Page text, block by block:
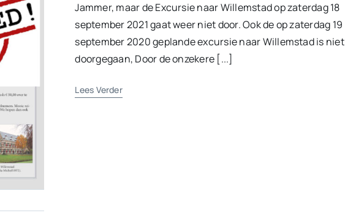
Jammer, maar de Excursie naar Willemstad op zaterdag 18
september 2021 gaat weer niet door. Ook de op zaterdag 19
september 2020 geplande excursie naar Willemstad is niet
doorgegaan, Door de onzekere [...]
Lees Verder